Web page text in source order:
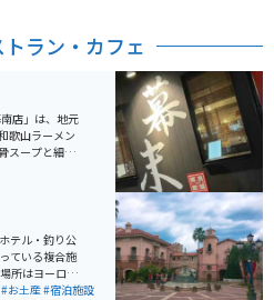
ラン・カフェ
店」は、地元
歌山ラーメン
スープと細麺
、チャーシ
動時にはバ
ょう。駐車場
。ぜひ、和歌
てください！
テル・釣り公
ている複合施
所はヨーロッ
写真映えす
#お土産#宿泊施設